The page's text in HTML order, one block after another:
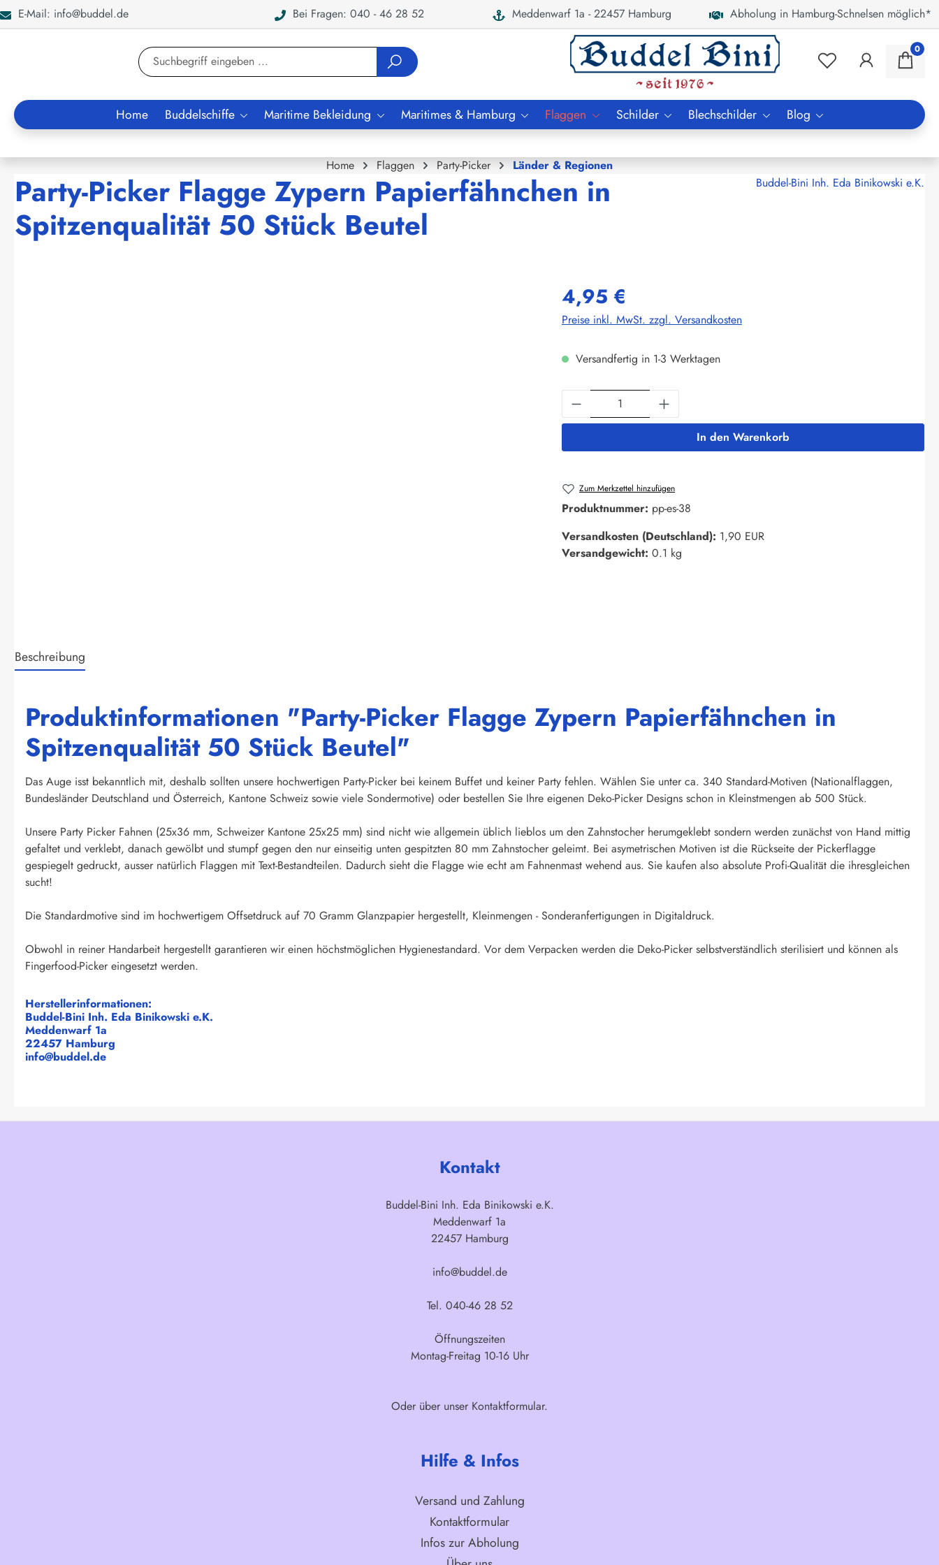
Zur Suche springen
E-Mail: info@buddel.de Bei Fragen: 040 - 46 28 52 Meddenwarf 1a - 22457 Hamburg Abholung in Hamburg-Schnelsen möglich*
0
Home Buddelschiffe Maritime Bekleidung Maritimes & Hamburg Flaggen Schilder Blechschilder Blog
Home Flaggen Party-Picker Länder & Regionen
Party-Picker Flagge Zypern Papierfähnchen in
Spitzenqualität 50 Stück Beutel
Buddel-Bini Inh. Eda Binikowski e.K.
4,95 €
Preise inkl. MwSt. zzgl. Versandkosten
Versandfertig in 1-3 Werktagen
Produkt Anzahl: Gib den gewünschten Wert ein
In den Warenkorb
Zum Merkzettel hinzufügen
Produktnummer: pp-es-38
Versandkosten (Deutschland): 1,90 EUR
Versandgewicht: 0.1 kg
Beschreibung
Produktinformationen "Party-Picker Flagge Zypern Papierfähnchen in
Spitzenqualität 50 Stück Beutel"
Das Auge isst bekanntlich mit, deshalb sollten unsere hochwertigen Party-Picker bei keinem Buffet und keiner Party fehlen. Wählen Sie unter ca. 340 Standard-Motiven (Nationalflaggen,
Bundesländer Deutschland und Österreich, Kantone Schweiz sowie viele Sondermotive) oder bestellen Sie Ihre eigenen Deko-Picker Designs schon in Kleinstmengen ab 500 Stück.
Unsere Party Picker Fahnen (25x36 mm, Schweizer Kantone 25x25 mm) sind nicht wie allgemein üblich lieblos um den Zahnstocher herumgeklebt sondern werden zunächst von Hand mittig
gefaltet und verklebt, danach gewölbt und stumpf gegen den nur einseitig unten gespitzten 80 mm Zahnstocher geleimt. Bei asymetrischen Motiven ist die Rückseite der Pickerflagge
gespiegelt gedruckt, ausser natürlich Flaggen mit Text-Bestandteilen. Dadurch sieht die Flagge wie echt am Fahnenmast wehend aus. Sie kaufen also absolute Profi-Qualität die ihresgleichen
sucht!
Die Standardmotive sind im hochwertigem Offsetdruck auf 70 Gramm Glanzpapier hergestellt, Kleinmengen - Sonderanfertigungen in Digitaldruck.
Obwohl in reiner Handarbeit hergestellt garantieren wir einen höchstmöglichen Hygienestandard. Vor dem Verpacken werden die Deko-Picker selbstverständlich sterilisiert und können als
Fingerfood-Picker eingesetzt werden.
Herstellerinformationen:
Buddel-Bini Inh. Eda Binikowski e.K.
Meddenwarf 1a
22457 Hamburg
info@buddel.de
Kontakt
Buddel-Bini Inh. Eda Binikowski e.K.
Meddenwarf 1a
22457 Hamburg
info@buddel.de
Tel. 040-46 28 52
Öffnungszeiten
Montag-Freitag 10-16 Uhr
Oder über unser Kontaktformular.
Hilfe & Infos
Versand und Zahlung
Kontaktformular
Infos zur Abholung